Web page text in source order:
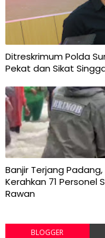
Ditreskrimum Polda
Pekat dan Sikat
Banjir Terjang
Kerahkan 71 Personel
Rawan
BLOGGER